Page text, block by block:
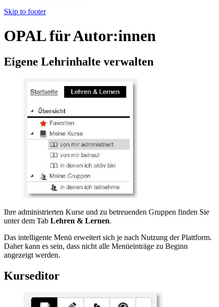
Skip to footer
OPAL für Autor:innen
Eigene Lehrinhalte verwalten
Ihre administrierten Kurse und zu betreuenden Gruppen finden Sie
unter dem Tab Lehren & Lernen.
Das intelligente Menü erweitert sich je nach Nutzung der Plattform.
Daher kann es sein, dass nicht alle Menüeinträge zu Beginn
angezeigt werden.
Kurseditor